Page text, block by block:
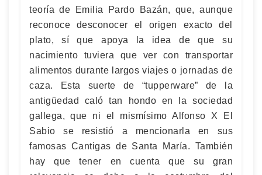
teoría de Emilia Pardo Bazán, que, aunque
reconoce desconocer el origen exacto del
plato, sí que apoya la idea de que su
nacimiento tuviera que ver con transportar
alimentos durante largos viajes o jornadas de
caza. Esta suerte de “tupperware” de la
antigüedad caló tan hondo en la sociedad
gallega, que ni el mismísimo Alfonso X El
Sabio se resistió a mencionarla en sus
famosas Cantigas de Santa María. También
hay que tener en cuenta que su gran